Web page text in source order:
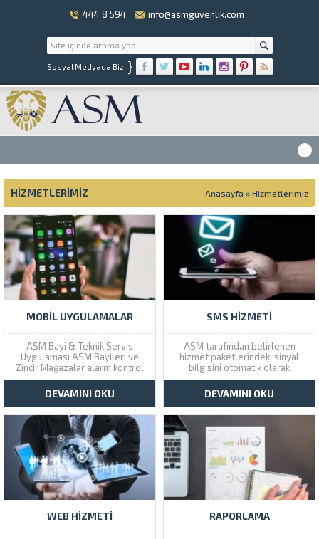
444 8 594 info@asmguvenlik.com
Sosyal Medyada Biz }
HIZMETLERIMIZ Anasayfa » Hizmetlerimiz
MOBIL UYGULAMALAR
ASM Bayi & Teknik Servis
Uygulaması ASM Bayileri ve
Zincir Mağazalar alarm kontrol
merkezi abonelerinin durumunu
(Alarm Devrede , Alarm Devre
dışı),Abonenin son 30 alarm
sinyalini, Tarih aralığında
aboneden gelen sinyalleri ve
Bayiye aboneler için yazılan
teknik servis formalarını bu...
DEVAMINI OKU
SMS HIZMETI
ASM tarafından belirlenen
hizmet paketlerindeki sinyal
bilgisini otomatik olarak
müşterinin cep telefonuna sms
ile gönderir. * Opsiyonel bir
hizmettir. Hizmet paketleri aylık
ücretlendirilir.
DEVAMINI OKU
WEB HIZMETI RAPORLAMA